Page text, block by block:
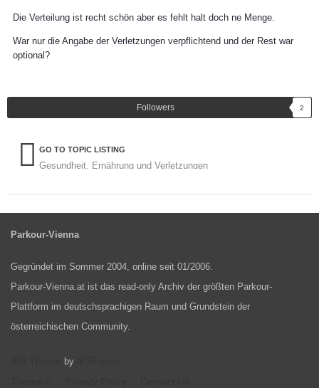
Die Verteilung ist recht schön aber es fehlt halt doch ne Menge.
War nur die Angabe der Verletzungen verpflichtend und der Rest war
optional?
Followers 2
GO TO TOPIC LISTING
Gesundheit, Ernährung und Verletzungen
Parkour-Vienna
Gegründet im Sommer 2004, online seit 01/2006.
Parkour-Vienna.at ist das read-only Archiv der größten Parkour-
Plattform im deutschsprachigen Raum und Grundstein der
österreichischen Community.
by